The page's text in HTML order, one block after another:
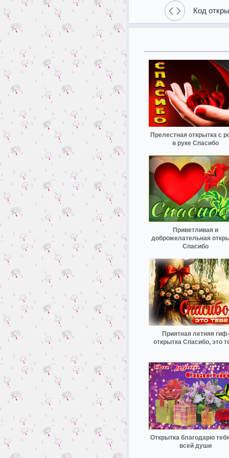
Код
Прелестная открытка с
в руке Спасибо
Приветливая и
доброжелательная
Спасибо
Приятная летняя гиф-
открытка Спасибо, это
Открытка благодарю
всей души